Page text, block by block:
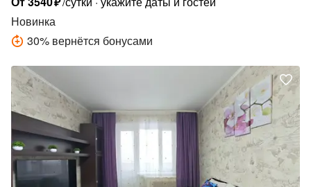
Новинка
30% вернётся бонусами